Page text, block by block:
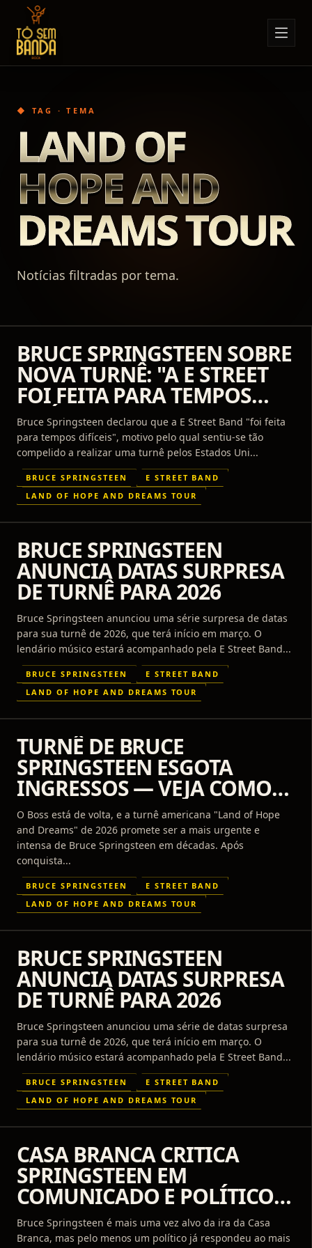
Sobre Nós
Notícias
Eventos
Contato
◆ TAG · TEMA
LAND OF
HOPE AND
DREAMS TOUR
Notícias filtradas por tema.
BRUCE SPRINGSTEEN SOBRE
NOVA TURNÊ: "A E STREET
FOI FEITA PARA TEMPOS
DIFÍCEIS"
Bruce Springsteen declarou que a E Street Band "foi feita
para tempos difíceis", motivo pelo qual sentiu-se tão
compelido a realizar uma turnê pelos Estados Uni...
BRUCE SPRINGSTEEN
E STREET BAND
LAND OF HOPE AND DREAMS TOUR
BRUCE SPRINGSTEEN
ANUNCIA DATAS SURPRESA
DE TURNÊ PARA 2026
Bruce Springsteen anunciou uma série surpresa de datas
para sua turnê de 2026, que terá início em março. O
lendário músico estará acompanhado pela E Street Band...
BRUCE SPRINGSTEEN
E STREET BAND
LAND OF HOPE AND DREAMS TOUR
TURNÊ DE BRUCE
SPRINGSTEEN ESGOTA
INGRESSOS — VEJA COMO
AINDA GARANTIR O SEU
O Boss está de volta, e a turnê americana "Land of Hope
and Dreams" de 2026 promete ser a mais urgente e
intensa de Bruce Springsteen em décadas. Após
conquista...
BRUCE SPRINGSTEEN
E STREET BAND
LAND OF HOPE AND DREAMS TOUR
BRUCE SPRINGSTEEN
ANUNCIA DATAS SURPRESA
DE TURNÊ PARA 2026
Bruce Springsteen anunciou uma série de datas surpresa
para sua turnê de 2026, que terá início em março. O
lendário músico estará acompanhado pela E Street Band...
BRUCE SPRINGSTEEN
E STREET BAND
LAND OF HOPE AND DREAMS TOUR
CASA BRANCA CRITICA
SPRINGSTEEN EM
COMUNICADO E POLÍTICOS
REBATEM
Bruce Springsteen é mais uma vez alvo da ira da Casa
Branca, mas pelo menos um político já respondeu ao mais